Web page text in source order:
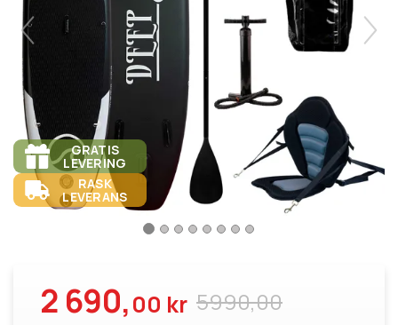
GRATIS
LEVERING
RASK
LEVERANS
5990,00
2 690,00 kr